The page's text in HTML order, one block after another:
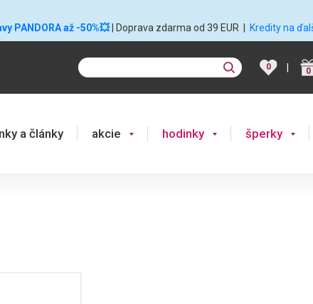
PANDORA až -50%💥 | Doprava zdarma od 39 EUR Kredity na
0 | 0
a články akcie hodinky šperky